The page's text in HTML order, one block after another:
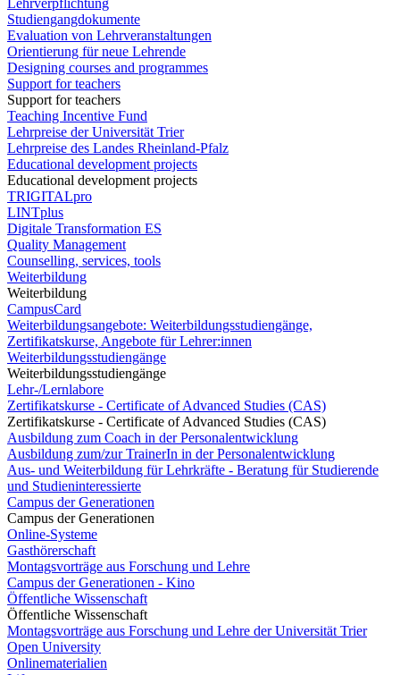
Lehrverpflichtung
Studiengangdokumente
Evaluation von Lehrveranstaltungen
Orientierung für neue Lehrende
Designing courses and programmes
Support for teachers
Support for teachers
Teaching Incentive Fund
Lehrpreise der Universität Trier
Lehrpreise des Landes Rheinland-Pfalz
Educational development projects
Educational development projects
TRIGITALpro
LINTplus
Digitale Transformation ES
Quality Management
Counselling, services, tools
Weiterbildung
Weiterbildung
CampusCard
Weiterbildungsangebote: Weiterbildungsstudiengänge,
Zertifikatskurse, Angebote für Lehrer:innen
Weiterbildungsstudiengänge
Weiterbildungsstudiengänge
Lehr-/Lernlabore
Zertifikatskurse - Certificate of Advanced Studies (CAS)
Zertifikatskurse - Certificate of Advanced Studies (CAS)
Ausbildung zum Coach in der Personalentwicklung
Ausbildung zum/zur TrainerIn in der Personalentwicklung
Aus- und Weiterbildung für Lehrkräfte - Beratung für Studierende
und Studieninteressierte
Campus der Generationen
Campus der Generationen
Online-Systeme
Gasthörerschaft
Montagsvorträge aus Forschung und Lehre
Campus der Generationen - Kino
Öffentliche Wissenschaft
Öffentliche Wissenschaft
Montagsvorträge aus Forschung und Lehre der Universität Trier
Open University
Onlinematerialien